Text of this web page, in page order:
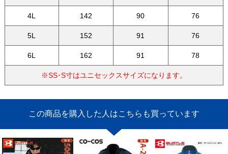
4L 142 90 76
5L 152 91 76
6L 162 91 78
※SS･S寸はユニセックスサイズになります。
この商品を購入した人はこちらも買っています